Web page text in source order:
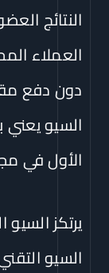
النتائج
العملاء
دون دفع
السيو
الأول في
يرتكز
السيو